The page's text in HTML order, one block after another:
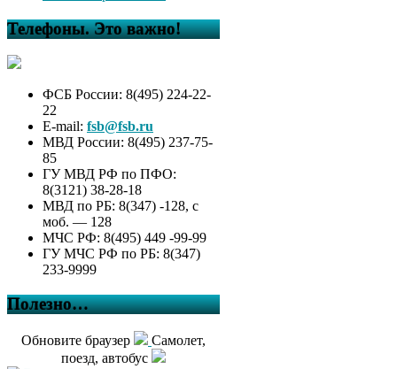
Телефоны. Это важно!
ФСБ России: 8(495) 224-22-
22
E-mail: fsb@fsb.ru
МВД России: 8(495) 237-75-
85
ГУ МВД РФ по ПФО:
8(3121) 38-28-18
МВД по РБ: 8(347) -128, с
моб. — 128
МЧС РФ: 8(495) 449 -99-99
ГУ МЧС РФ по РБ: 8(347)
233-9999
Полезно…
Обновите браузер
Самолет,
поезд, автобус